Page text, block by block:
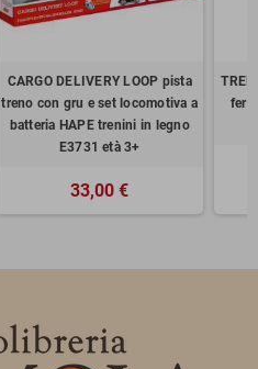
CARGO DELIVERY LOOP pista
treno con gru e set locomotiva a
batteria HAPE trenini in legno
E3731 età 3+
33,00 €